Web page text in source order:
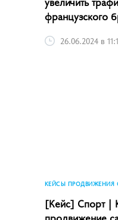
французского
26.06.2024 в
КЕЙСЫ ПРОДВИЖЕНИЯ
[Кейс] Спорт |